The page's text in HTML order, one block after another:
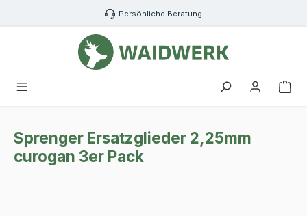
Zum Hauptinhalt springen Persönliche Beratung
Sprenger Ersatzglieder 2,25mm
curogan 3er Pack